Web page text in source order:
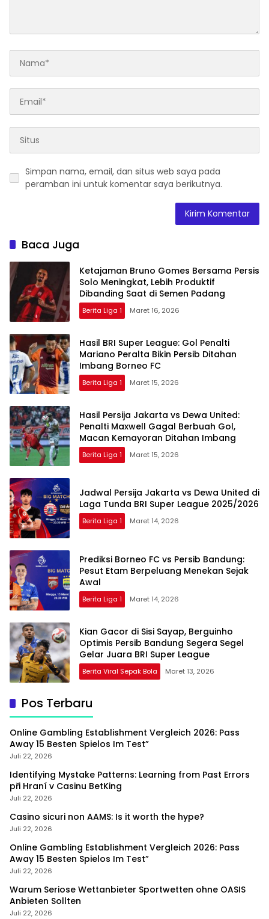
Simpan nama, email, dan situs web saya pada
peramban ini untuk komentar saya berikutnya.
Baca Juga
Ketajaman Bruno Gomes Bersama Persis
Solo Meningkat, Lebih Produktif
Dibanding Saat di Semen Padang
Berita Liga 1 Maret 16, 2026
Hasil BRI Super League: Gol Penalti
Mariano Peralta Bikin Persib Ditahan
Imbang Borneo FC
Berita Liga 1 Maret 15, 2026
Hasil Persija Jakarta vs Dewa United:
Penalti Maxwell Gagal Berbuah Gol,
Macan Kemayoran Ditahan Imbang
Berita Liga 1 Maret 15, 2026
Jadwal Persija Jakarta vs Dewa United di
Laga Tunda BRI Super League 2025/2026
Berita Liga 1 Maret 14, 2026
Prediksi Borneo FC vs Persib Bandung:
Pesut Etam Berpeluang Menekan Sejak
Awal
Berita Liga 1 Maret 14, 2026
Kian Gacor di Sisi Sayap, Berguinho
Optimis Persib Bandung Segera Segel
Gelar Juara BRI Super League
Berita Viral Sepak Bola Maret 13, 2026
Pos Terbaru
Online Gambling Establishment Vergleich 2026: Pass
Away 15 Besten Spielos Im Test”
Juli 22, 2026
Identifying Mystake Patterns: Learning from Past Errors
při Hraní v Casinu BetKing
Juli 22, 2026
Casino sicuri non AAMS: Is it worth the hype?
Juli 22, 2026
Online Gambling Establishment Vergleich 2026: Pass
Away 15 Besten Spielos Im Test”
Juli 22, 2026
Warum Seriose Wettanbieter Sportwetten ohne OASIS
Anbieten Sollten
Juli 22, 2026